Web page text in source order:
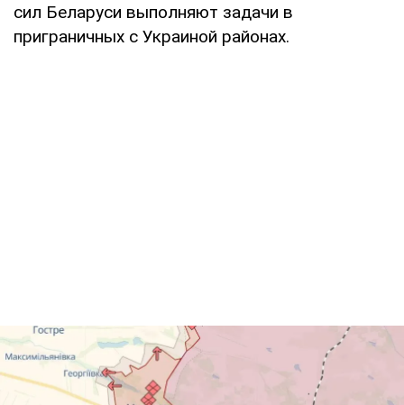
сил Беларуси выполняют задачи в
приграничных с Украиной районах.